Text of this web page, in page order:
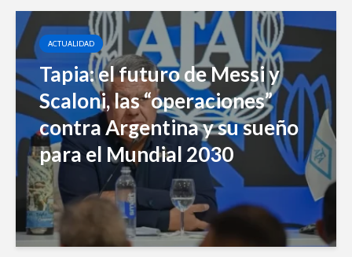
ACTUALIDAD
Tapia: el futuro de Messi y
Scaloni, las “operaciones”
contra Argentina y su sueño
para el Mundial 2030